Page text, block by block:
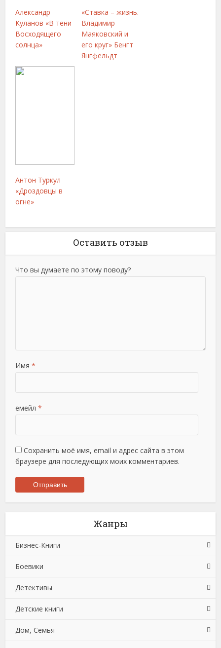
Александр
Куланов «В тени
Восходящего
солнца»
«Ставка – жизнь.
Владимир
Маяковский и
его круг» Бенгт
Янгфельдт
Антон Туркул
«Дроздовцы в
огне»
Оставить отзыв
Что вы думаете по этому поводу?
Имя *
емейл *
Сохранить моё имя, email и адрес сайта в этом
браузере для последующих моих комментариев.
Жанры
Бизнес-Книги
Банковское дело
Бухучет, налогообложение, аудит
Делопроизводство
Зарубежная деловая литература
Боевики
Боевики: Прочее
Криминальные боевики
Триллеры
Детективы
Зарубежные детективы
Иронические детективы
Детские книги
Детская проза
Дом, Семья